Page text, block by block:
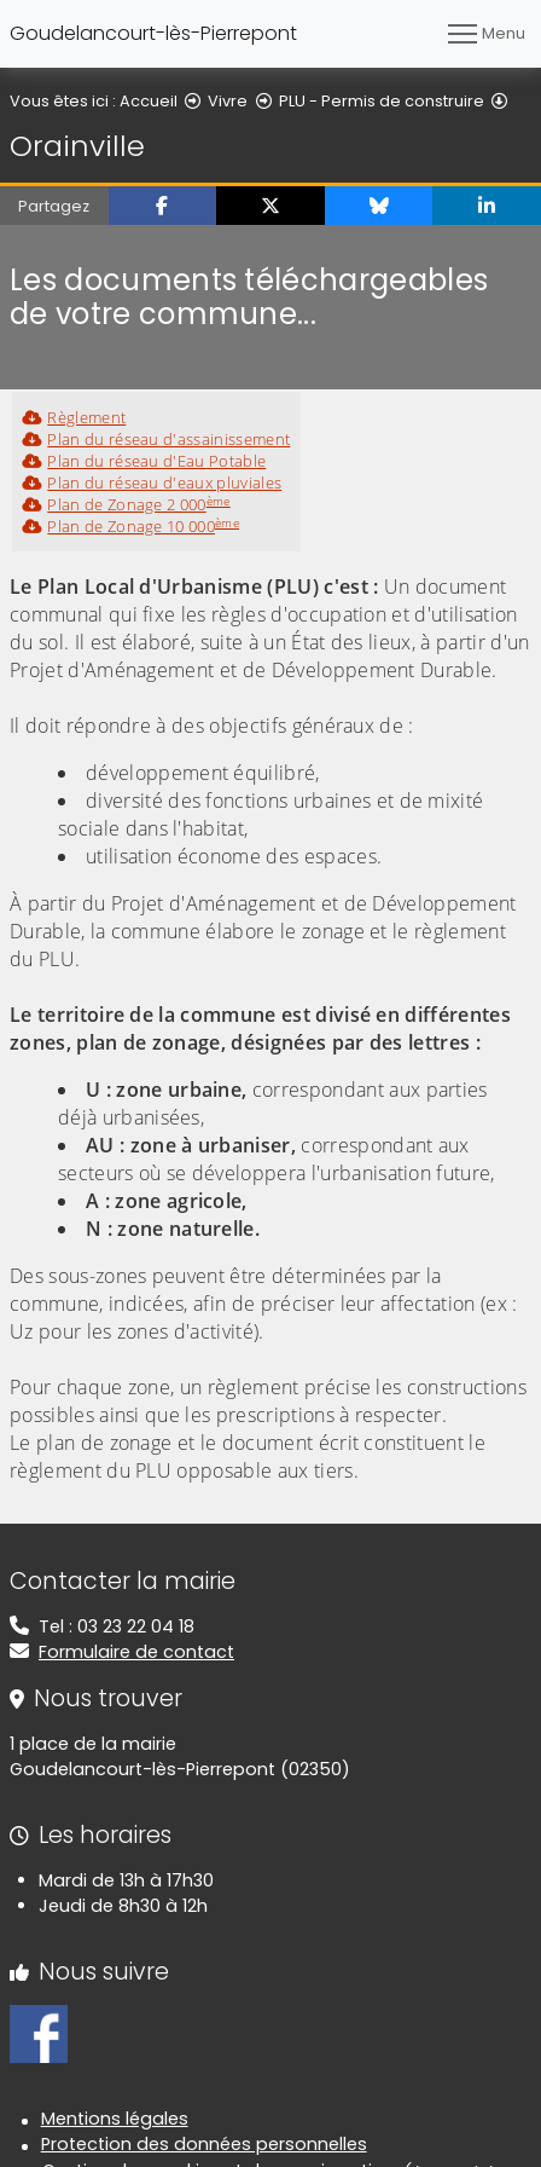
Goudelancourt-lès-Pierrepont Menu
Vous êtes ici : Accueil Vivre PLU - Permis de construire
Orainville
Partagez
Les documents téléchargeables
de votre commune...
Règlement
Plan du réseau d'assainissement
Plan du réseau d'Eau Potable
Plan du réseau d'eaux pluviales
Plan de Zonage 2 000ème
Plan de Zonage 10 000ème
Le Plan Local d'Urbanisme (PLU) c'est : Un document
communal qui fixe les règles d'occupation et d'utilisation
du sol. Il est élaboré, suite à un État des lieux, à partir d'un
Projet d'Aménagement et de Développement Durable.
Il doit répondre à des objectifs généraux de :
développement équilibré,
diversité des fonctions urbaines et de mixité
sociale dans l'habitat,
utilisation économe des espaces.
À partir du Projet d'Aménagement et de Développement
Durable, la commune élabore le zonage et le règlement
du PLU.
Le territoire de la commune est divisé en différentes
zones, plan de zonage, désignées par des lettres :
U : zone urbaine, correspondant aux parties
déjà urbanisées,
AU : zone à urbaniser, correspondant aux
secteurs où se développera l'urbanisation future,
A : zone agricole,
N : zone naturelle.
Des sous-zones peuvent être déterminées par la
commune, indicées, afin de préciser leur affectation (ex :
Uz pour les zones d'activité).
Pour chaque zone, un règlement précise les constructions
possibles ainsi que les prescriptions à respecter.
Le plan de zonage et le document écrit constituent le
règlement du PLU opposable aux tiers.
Informations de contact
Contacter la mairie
Tel : 03 23 22 04 18
Formulaire de contact
Nous trouver
1 place de la mairie
Goudelancourt-lès-Pierrepont (02350)
Les horaires
Mardi de 13h à 17h30
Jeudi de 8h30 à 12h
Nous suivre
Informations réglementaires
Mentions légales
Protection des données personnelles